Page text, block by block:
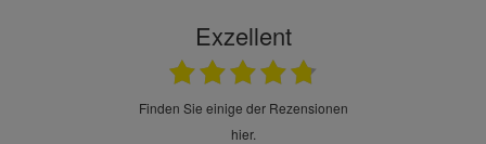
Exzellent
finden Sie einige der Rezensionen
hier.